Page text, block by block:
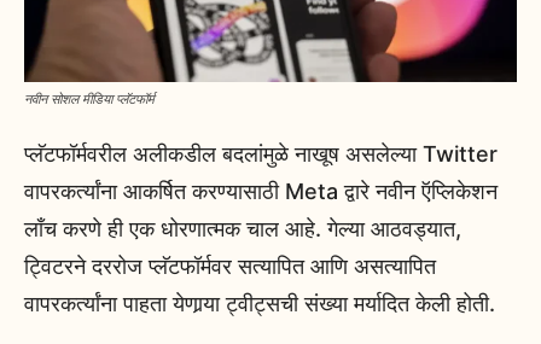
नवीन सोशल मीडिया प्लॅटफॉर्म
प्लॅटफॉर्मवरील अलीकडील बदलांमुळे नाखूष असलेल्या Twitter
वापरकर्त्यांना आकर्षित करण्यासाठी Meta द्वारे नवीन ऍप्लिकेशन
लाँच करणे ही एक धोरणात्मक चाल आहे. गेल्या आठवड्यात,
ट्विटरने दररोज प्लॅटफॉर्मवर सत्यापित आणि असत्यापित
वापरकर्त्यांना पाहता येणार्‍या ट्वीट्सची संख्या मर्यादित केली होती.